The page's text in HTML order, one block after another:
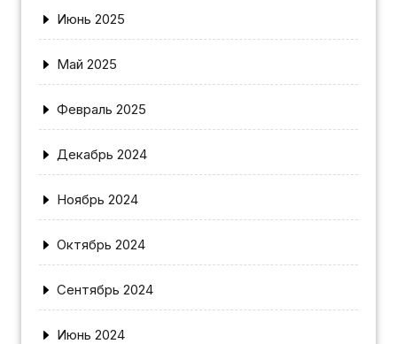
Июнь 2025
Май 2025
Февраль 2025
Декабрь 2024
Ноябрь 2024
Октябрь 2024
Сентябрь 2024
Июнь 2024